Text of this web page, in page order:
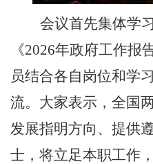
会议首先集体学
《2026年政府工作报
员结合各自岗位和学
流。大家表示，全国
发展指明方向、提供
士，将立足本职工作